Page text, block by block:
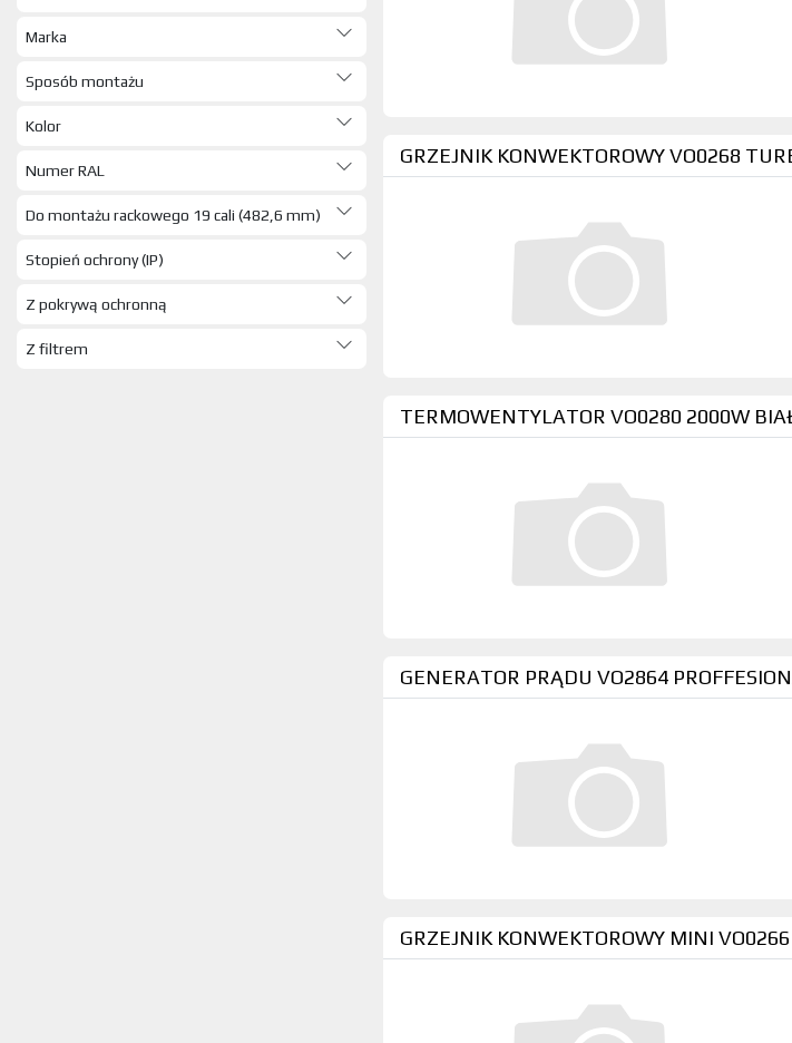
ERGOM (3)
HAGER (1)
THERMOVAL (1)
.POZOSTAŁE (38)
SILNIKI ELEKTRYCZNE (1)
LICZNIKI (23)
Marka
Sposób montażu
Kolor
Numer RAL
Do montażu rackowego 19 cali (482,6 mm)
Stopień ochrony (IP)
Z pokrywą ochronną
Z filtrem
GRZEJNIK KONWEKTOROWY VO0268
TERMOWENTYLATOR VO0280 2000W
GENERATOR PRĄDU VO2864
GRZEJNIK KONWEKTOROWY MINI